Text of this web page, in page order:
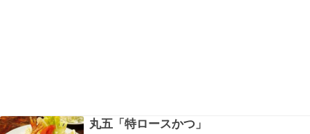
丸五「特ロースかつ」